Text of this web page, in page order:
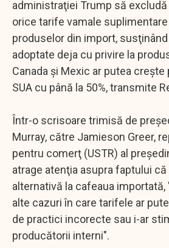
administraţiei Trump să
orice tarife vamale
produselor din import,
adoptate deja cu privire la
Canada şi Mexic ar putea
SUA cu până la 50%, transmite
Într-o scrisoare trimisă de
Murray, către Jamieson Greer,
pentru comerţ (USTR) al
atrage atenţia asupra faptului
alternativă la cafeaua
alte cazuri în care tarifele ar
de practici incorecte sau i-ar
producătorii interni".